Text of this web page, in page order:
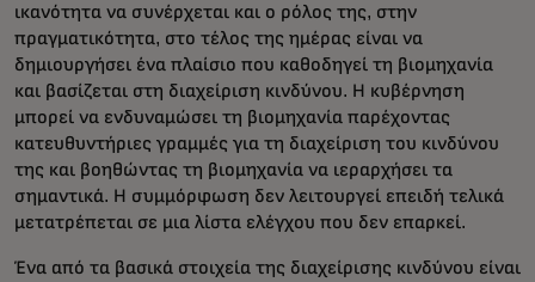
ικανότητα να συνέρχεται και ο ρόλος της, στην
πραγματικότητα, στο τέλος της ημέρας είναι να
δημιουργήσει ένα πλαίσιο που καθοδηγεί τη βιομηχανία
και βασίζεται στη διαχείριση κινδύνου. Η κυβέρνηση
μπορεί να ενδυναμώσει τη βιομηχανία παρέχοντας
κατευθυντήριες γραμμές για τη διαχείριση του κινδύνου
της και βοηθώντας τη βιομηχανία να ιεραρχήσει τα
σημαντικά. Η συμμόρφωση δεν λειτουργεί επειδή τελικά
μετατρέπεται σε μια λίστα ελέγχου που δεν επαρκεί.
Ένα από τα βασικά στοιχεία της διαχείρισης κινδύνου είναι